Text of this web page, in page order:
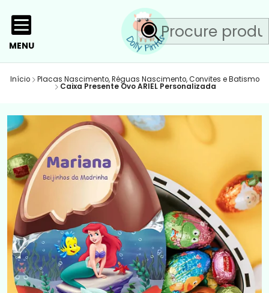
MENU
Início Placas Nascimento, Réguas Nascimento, Convites e Batismo
Caixa Presente Ovo ARIEL Personalizada